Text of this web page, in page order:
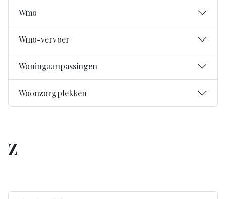
Wmo
Wmo-vervoer
Woningaanpassingen
Woonzorgplekken
Z